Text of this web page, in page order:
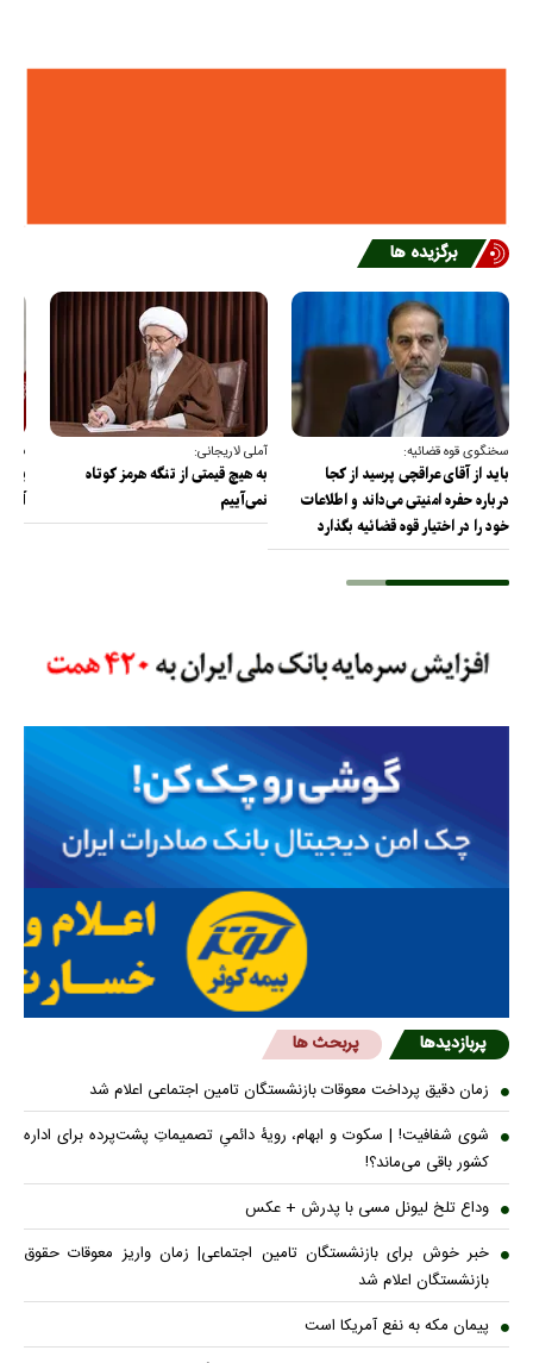
برگزیده ها
سخنگوی قوه قضائیه:
باید از آقای عراقچی پرسید از کجا
درباره حفره امنیتی می‌داند و اطلاعات
خود را در اختیار قوه قضائیه بگذارد
آملی لاریجانی:
به هیچ قیمتی از تنگه هرمز کوتاه
نمی‌آییم
پای
آن
پربازدیدها پربحث ها
زمان دقیق پرداخت معوقات بازنشستگان تامین اجتماعی اعلام شد
شوی شفافیت! | سکوت و ابهام، رویۀ دائمیِ تصمیماتِ پشت‌پرده برای اداره
کشور باقی می‌ماند؟!
وداع تلخ لیونل مسی با پدرش + عکس
خبر خوش برای بازنشستگان تامین اجتماعی| زمان واریز معوقات حقوق
بازنشستگان اعلام شد
پیمان مکه به نفع آمریکا است